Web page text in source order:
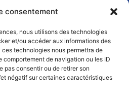
consentement
nous utilisons des technologies
et/ou accéder aux informations des
technologies nous permettra de
comportement de navigation ou les ID
pas consentir ou de retirer son
négatif sur certaines caractéristiques